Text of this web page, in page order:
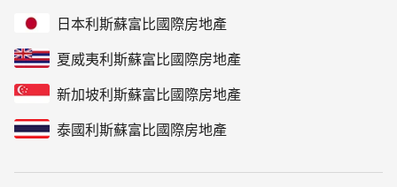
日本利斯蘇富比國際房地產
夏威夷利斯蘇富比國際房地產
新加坡利斯蘇富比國際房地產
泰國利斯蘇富比國際房地產